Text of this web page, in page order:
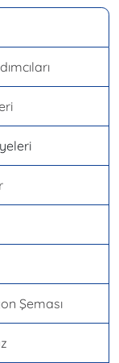
Şeması